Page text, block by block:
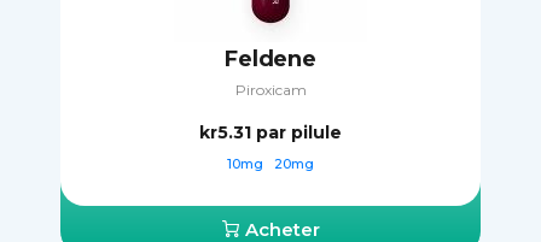
Feldene
Piroxicam
kr5.31 par pilule
10mg 20mg
Acheter